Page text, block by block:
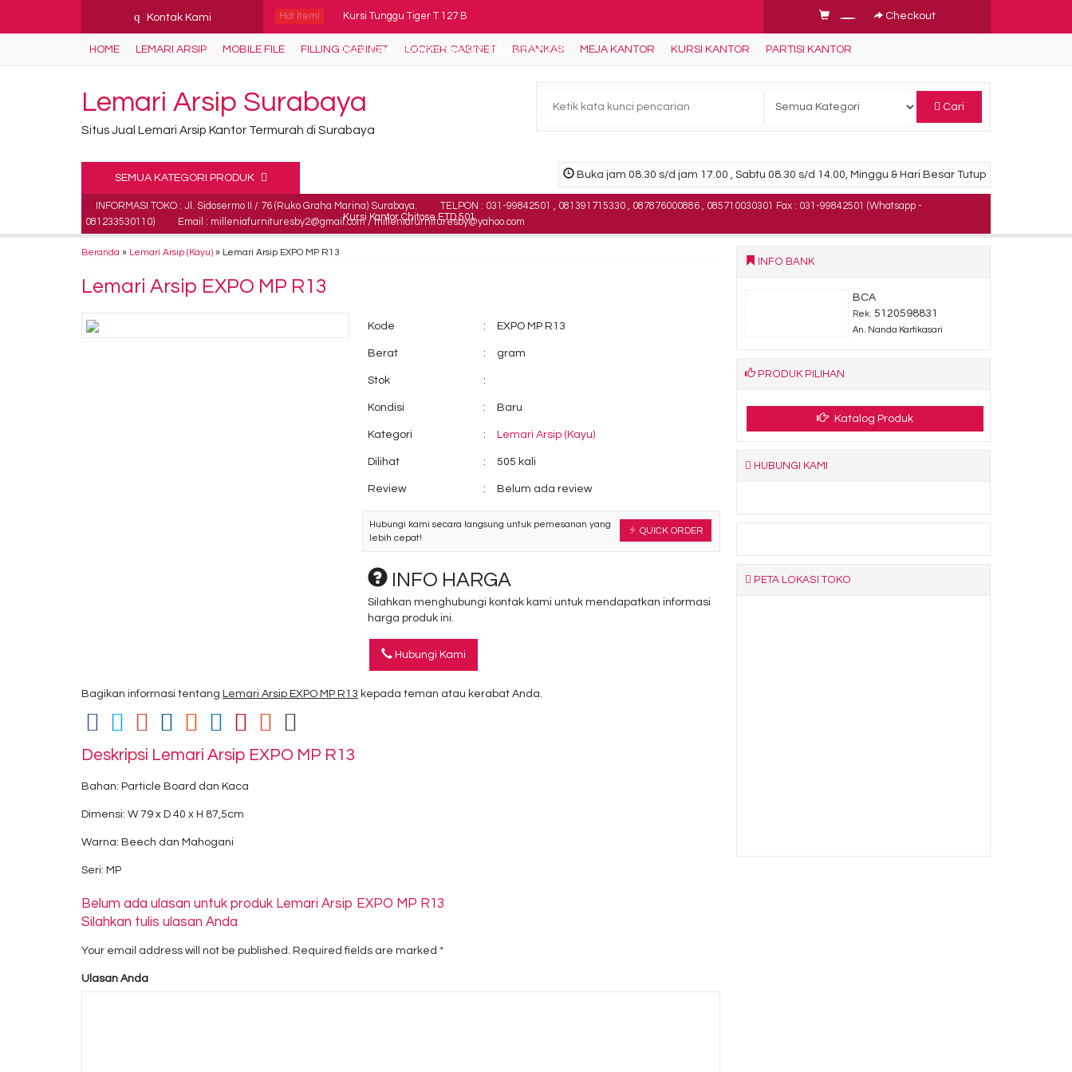
q Kontak Kami Hot Item! Kursi Tunggu Tiger T 127 B
Kursi Kantor Stramm Type King Classic III GAR CPT ....
Laci dorong Highpoint Vibe MBG14070 ( 3 laci )
Kursi Kantor Chitose ETD 501
Checkout
HOME LEMARI ARSIP MOBILE FILE FILLING CABINET LOCKER CABINET BRANKAS MEJA KANTOR KURSI KANTOR PARTISI KANTOR
Lemari Arsip Surabaya
Situs Jual Lemari Arsip Kantor Termurah di Surabaya
Cari
Buka jam 08.30 s/d jam 17.00 , Sabtu 08.30 s/d 14.00, Minggu & Hari Besar Tutup
SEMUA KATEGORI PRODUK
INFORMASI TOKO : Jl. Sidosermo II / 76 (Ruko Graha Marina) Surabaya.
TELPON : 031-99842501 , 081391715330 , 087876000886 , 085710030301 Fax : 031-99842501 (Whatsapp -
081233530110)
Email : milleniafurnituresby2@gmail.com / milleniafurnituresby@yahoo.com
Beranda » Lemari Arsip (Kayu) » Lemari Arsip EXPO MP R13
Lemari Arsip EXPO MP R13
Kode : EXPO MP R13
Berat : gram
Stok :
Kondisi : Baru
Kategori : Lemari Arsip (Kayu)
Dilihat : 505 kali
Review : Belum ada review
QUICK ORDER
Hubungi kami secara langsung untuk pemesanan yang
lebih cepat!
INFO HARGA
Silahkan menghubungi kontak kami untuk mendapatkan informasi
harga produk ini.
Hubungi Kami
Bagikan informasi tentang Lemari Arsip EXPO MP R13 kepada teman atau kerabat Anda.
Deskripsi Lemari Arsip EXPO MP R13
Bahan: Particle Board dan Kaca
Dimensi: W 79 x D 40 x H 87,5cm
Warna: Beech dan Mahogani
Seri: MP
Belum ada ulasan untuk produk Lemari Arsip EXPO MP R13
Silahkan tulis ulasan Anda
Your email address will not be published. Required fields are marked *
Ulasan Anda
INFO BANK
BCA
Rek. 5120598831
An. Nanda Kartikasari
PRODUK PILIHAN
Katalog Produk
HUBUNGI KAMI
PETA LOKASI TOKO